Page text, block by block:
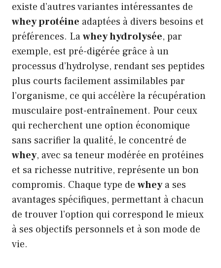
existe d’autres variantes intéressantes de
whey protéine adaptées à divers besoins et
préférences. Lawhey hydrolysée, par
exemple, est pré-digérée grâce à un
processus d’hydrolyse, rendant ses peptides
plus courts facilement assimilables par
l’organisme, ce qui accélère la récupération
musculaire post-entraînement. Pour ceux
qui recherchent une option économique
sans sacrifier la qualité, le concentré de
whey, avec sa teneur modérée en protéines
et sa richesse nutritive, représente un bon
compromis. Chaque type de wheya ses
avantages spécifiques, permettant à chacun
de trouver l’option qui correspond le mieux
à ses objectifs personnels et à son mode de
vie.